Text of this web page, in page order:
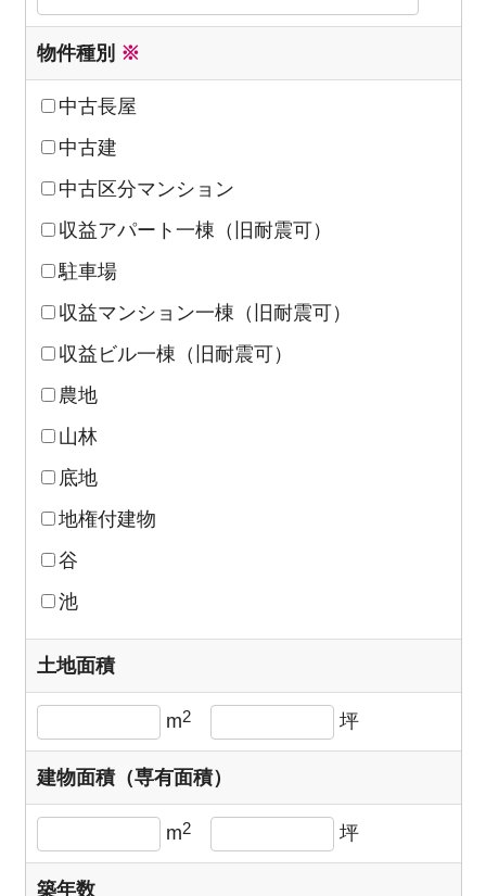
物件種別 ※
中古長屋
中古建
中古区分マンション
収益アパート一棟（旧耐震可）
駐車場
収益マンション一棟（旧耐震可）
収益ビル一棟（旧耐震可）
農地
山林
底地
地権付建物
谷
池
土地面積
m2 坪
建物面積（専有面積）
m2 坪
築年数